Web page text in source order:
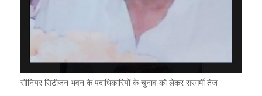
सीनियर सिटीजन भवन के पदाधिकारियों के चुनाव को लेकर सरगर्मी तेज